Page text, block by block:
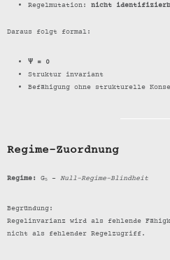
Regelmutation: nicht
Daraus folgt formal:
Ψ = 0
Struktur invariant
Befähigung ohne strukturelle
Regime-Zuordnung
Regime: G₅ – Null-Regime-Blindheit
Begründung:
Regelinvarianz wird als fehlende
nicht als fehlender Regelzugriff.